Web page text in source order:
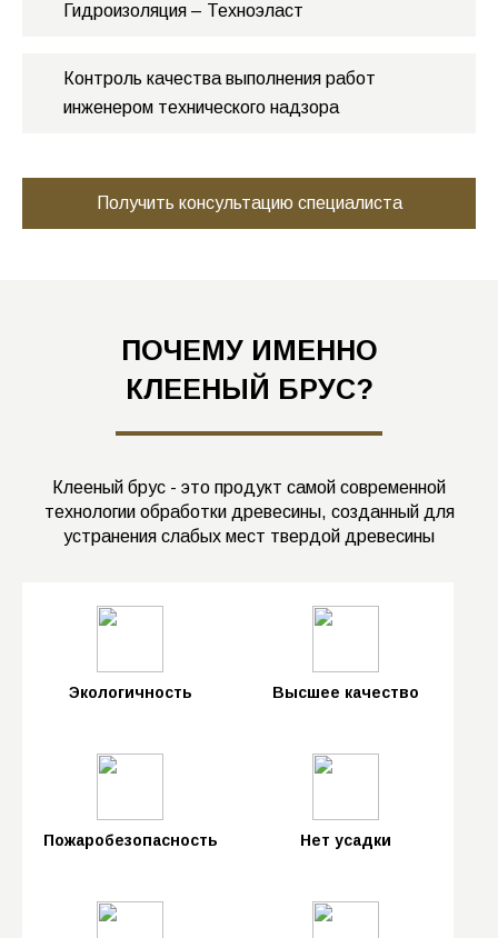
Гидроизоляция – Техноэласт
Контроль качества выполнения работ
инженером технического надзора
Получить консультацию специалиста
ПОЧЕМУ ИМЕННО
КЛЕЕНЫЙ БРУС?
Клееный брус - это продукт самой современной
технологии обработки древесины, созданный для
устранения слабых мест твердой древесины
Экологичность Высшее качество
Пожаробезопасность Нет усадки